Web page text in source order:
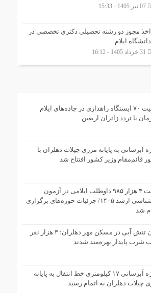
07 تیر 1405 - 15:33
اخذ مجوز دو رشته تحصیلی دکتری تخصصی در
دانشگاه ایلام
فعالیت ۷۰ ایستگاه راهداری در جاده‌های ایلام
با تردد زائران اربعین
آبرسانی به پایانه مرزی چیلات دهلران با
قائم‌مقام وزیر کشور افتتاح شد
رقابت ۴ هزار ۹۸۵ داوطلب ایلامی در آزمون
کارشناسی ارشد ۱۴۰۵/ جزئیات حوزه‌های برگزاری
شد
پایان تنش آبی در مسکن مهر دهلران؛ ۳ هزار نفر
شرب پایدار بهره‌مند شدند
پروژه آبرسانی ۱۷ کیلومتری خط انتقال به پایانه
چیلات دهلران به اتمام رسید